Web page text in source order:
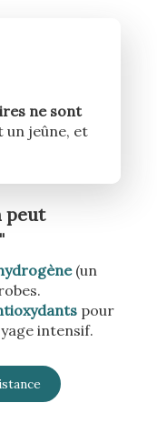
ne sont
un jeûne, et
peut
(un
pour
intensif.